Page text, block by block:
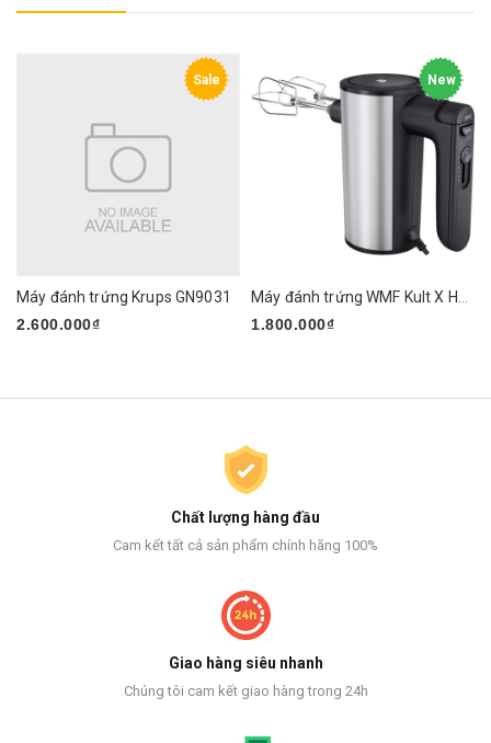
Sale
Máy đánh trứng Krups GN9031
2.600.000₫
New
1.800.000₫
Chất lượng hàng đầu
Cam kết tất cả sản phẩm chính hãng 100%
Giao hàng siêu nhanh
Chúng tôi cam kết giao hàng trong 24h